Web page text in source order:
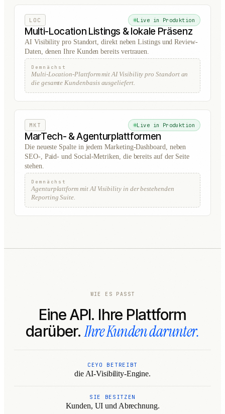
LOC Live in Produktion
Multi-Location Listings & lokale Präsenz
AI Visibility pro Standort, direkt neben Listings und Review-
Daten, denen Ihre Kunden bereits vertrauen.
Demnächst
Multi-Location-Plattform mit AI Visibility pro Standort an
die gesamte Kundenbasis ausgeliefert.
MKT Live in Produktion
MarTech- & Agenturplattformen
Die neueste Spalte in jedem Marketing-Dashboard, neben
SEO-, Paid- und Social-Metriken, die bereits auf der Seite
stehen.
Demnächst
Agenturplattform mit AI Visibility in der bestehenden
Reporting Suite.
WIE ES PASST
Eine API. Ihre Plattform
darüber. Ihre Kunden darunter.
CEYO BETREIBT
die AI-Visibility-Engine.
SIE BESITZEN
Kunden, UI und Abrechnung.